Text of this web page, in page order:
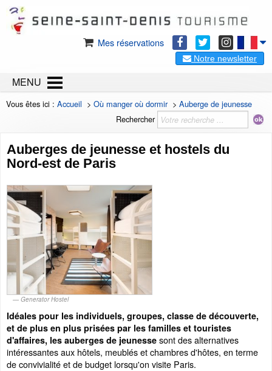
Mes réservations
Notre newsletter
MENU
Vous êtes ici : Accueil > Où manger où dormir> Auberge de jeunesse
Rechercher
Auberges de jeunesse et hostels du
Nord-est de Paris
Generator Hostel
Idéales pour les individuels, groupes, classe de découverte,
et de plus en plus prisées par les familles et touristes
d'affaires, les auberges de jeunesse sont des alternatives
intéressantes aux hôtels, meublés et chambres d'hôtes, en terme
de convivialité et de budget lorsqu'on visite Paris.